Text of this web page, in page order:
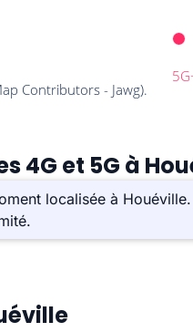
4G et 5G à
localisée à